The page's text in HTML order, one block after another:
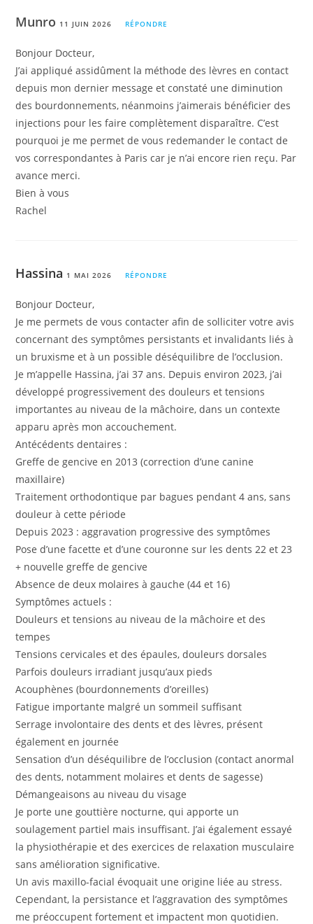
Munro 11 JUIN 2026 RÉPONDRE
Bonjour Docteur,
J’ai appliqué assidûment la méthode des lèvres en contact
depuis mon dernier message et constaté une diminution
des bourdonnements, néanmoins j’aimerais bénéficier des
injections pour les faire complètement disparaître. C’est
pourquoi je me permet de vous redemander le contact de
vos correspondantes à Paris car je n’ai encore rien reçu. Par
avance merci.
Bien à vous
Rachel
Hassina 1 MAI 2026 RÉPONDRE
Bonjour Docteur,
Je me permets de vous contacter afin de solliciter votre avis
concernant des symptômes persistants et invalidants liés à
un bruxisme et à un possible déséquilibre de l’occlusion.
Je m’appelle Hassina, j’ai 37 ans. Depuis environ 2023, j’ai
développé progressivement des douleurs et tensions
importantes au niveau de la mâchoire, dans un contexte
apparu après mon accouchement.
Antécédents dentaires :
Greffe de gencive en 2013 (correction d’une canine
maxillaire)
Traitement orthodontique par bagues pendant 4 ans, sans
douleur à cette période
Depuis 2023 : aggravation progressive des symptômes
Pose d’une facette et d’une couronne sur les dents 22 et 23
+ nouvelle greffe de gencive
Absence de deux molaires à gauche (44 et 16)
Symptômes actuels :
Douleurs et tensions au niveau de la mâchoire et des
tempes
Tensions cervicales et des épaules, douleurs dorsales
Parfois douleurs irradiant jusqu’aux pieds
Acouphènes (bourdonnements d’oreilles)
Fatigue importante malgré un sommeil suffisant
Serrage involontaire des dents et des lèvres, présent
également en journée
Sensation d’un déséquilibre de l’occlusion (contact anormal
des dents, notamment molaires et dents de sagesse)
Démangeaisons au niveau du visage
Je porte une gouttière nocturne, qui apporte un
soulagement partiel mais insuffisant. J’ai également essayé
la physiothérapie et des exercices de relaxation musculaire
sans amélioration significative.
Un avis maxillo-facial évoquait une origine liée au stress.
Cependant, la persistance et l’aggravation des symptômes
me préoccupent fortement et impactent mon quotidien.